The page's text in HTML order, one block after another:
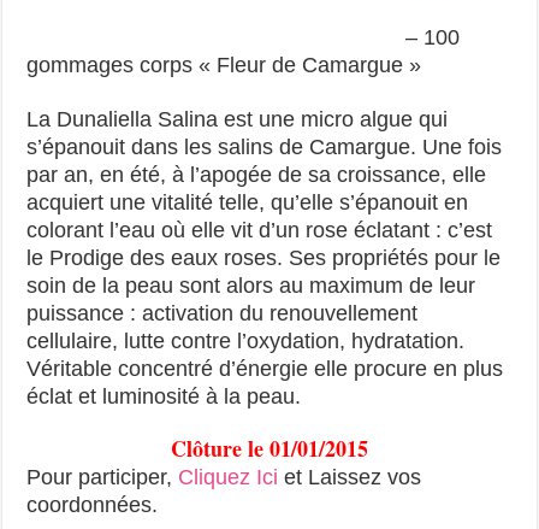
– 100
gommages corps « Fleur de Camargue »
La Dunaliella Salina est une micro algue qui
s’épanouit dans les salins de Camargue. Une fois
par an, en été, à l’apogée de sa croissance, elle
acquiert une vitalité telle, qu’elle s’épanouit en
colorant l’eau où elle vit d’un rose éclatant : c’est
le Prodige des eaux roses. Ses propriétés pour le
soin de la peau sont alors au maximum de leur
puissance : activation du renouvellement
cellulaire, lutte contre l’oxydation, hydratation.
Véritable concentré d’énergie elle procure en plus
éclat et luminosité à la peau.
Clôture le 01/01/2015
Pour participer, Cliquez Ici et Laissez vos
coordonnées.